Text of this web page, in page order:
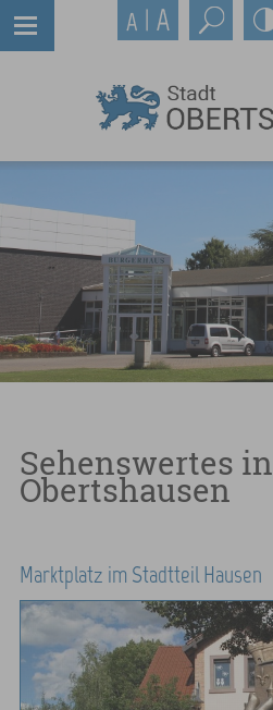
Sehenswertes in
Obertshausen
Marktplatz im Stadtteil Hausen